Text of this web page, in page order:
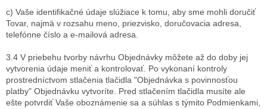
c) Vaše identifikačné údaje slúžiace k tomu, aby sme mohli doručiť
Tovar, najmä v rozsahu meno, priezvisko, doručovacia adresa,
telefónne číslo a e-mailová adresa.
3.4 V priebehu tvorby návrhu Objednávky môžete až do doby jej
vytvorenia údaje meniť a kontrolovať. Po vykonaní kontroly
prostredníctvom stlačenia tlačidla "Objednávka s povinnosťou
platby" Objednávku vytvoríte. Pred stlačením tlačidla musíte ale
ešte potvrdiť Vaše oboznámenie sa a súhlas s týmito Podmienkami,